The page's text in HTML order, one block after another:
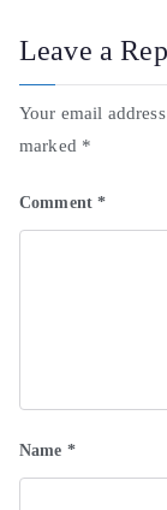
Leave a
Your email
marked *
Comment*
Name *